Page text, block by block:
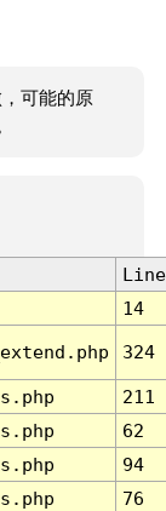
可能的原
Line
14
324
211
62
94
76